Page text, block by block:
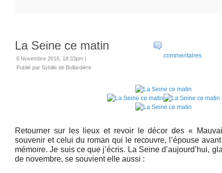
commentaires
La Seine ce matin
6 Novembre 2016, 18:33pm |
Publié par Sybille de Bollardière
Retourner sur les lieux et revoir le décor des «
souvenir et celui du roman qui le recouvre, l’épouse
mémoire. Je suis ce que j’écris. La Seine d’aujourd’hui,
de novembre, se souvient elle aussi :